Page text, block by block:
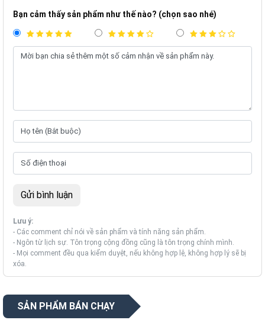
Bạn cảm thấy sản phẩm như thế nào? (chọn sao nhé)
Lưu ý:
- Các comment chỉ nói về sản phẩm và tính năng sản phẩm.
- Ngôn từ lịch sự. Tôn trọng cộng đồng cũng là tôn trọng chính mình.
- Mọi comment đều qua kiểm duyệt, nếu không hợp lệ, không hợp lý sẽ bị
xóa.
SẢN PHẨM BÁN CHẠY